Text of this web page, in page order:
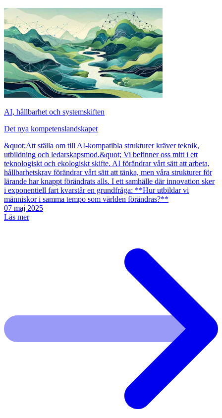
AI, hållbarhet och systemskiften
Det nya kompetenslandskapet
&quot;Att ställa om till AI-kompatibla strukturer kräver teknik,
utbildning och ledarskapsmod.&quot; Vi befinner oss mitt i ett
teknologiskt och ekologiskt skifte. AI förändrar vårt sätt att arbeta,
hållbarhetskrav förändrar vårt sätt att tänka, men våra strukturer för
lärande har knappt förändrats alls. I ett samhälle där innovation sker
i exponentiell fart kvarstår en grundfråga: **Hur utbildar vi
människor i samma tempo som världen förändras?**
07 maj 2025
Läs mer